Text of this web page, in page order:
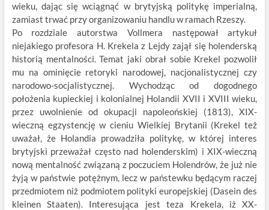
wieku, dając się wciągnąć w brytyjską politykę imperialną,
zamiast trwać przy organizowaniu handlu w ramach Rzeszy.
Po rozdziale autorstwa Vollmera następował artykuł
niejakiego profesora H. Krekela z Lejdy zajął się holenderską
historią mentalności. Temat jaki obrał sobie Krekel pozwolił
mu na ominięcie retoryki narodowej, nacjonalistycznej czy
narodowo-socjalistycznej. Wychodząc od dogodnego
położenia kupieckiej i kolonialnej Holandii XVII i XVIII wieku,
przez uwolnienie od okupacji napoleońskiej (1813), XIX-
wieczną egzystencję w cieniu Wielkiej Brytanii (Krekel też
uważał, że Holandia prowadziła politykę, w której interes
brytyjski przeważał często nad holenderskim) i XIX-wieczną
nową mentalność związaną z poczuciem Holendrów, że już nie
żyją w państwie potężnym, lecz w państewku będącym raczej
przedmiotem niż podmiotem polityki europejskiej (Dasein des
kleinen Staaten). Interesująca jest teza Krekela, iż XX-